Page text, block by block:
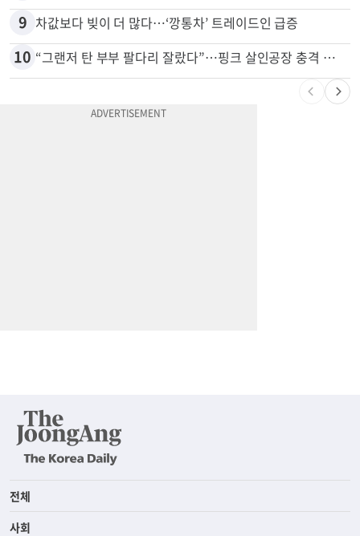
9 차값보다 빚이 더 많다…‘깡통차’ 트레이드인 급증
10 “그랜저 탄 부부 팔다리 잘랐다”…핑크 살인공장 충격 실체
전체
사회